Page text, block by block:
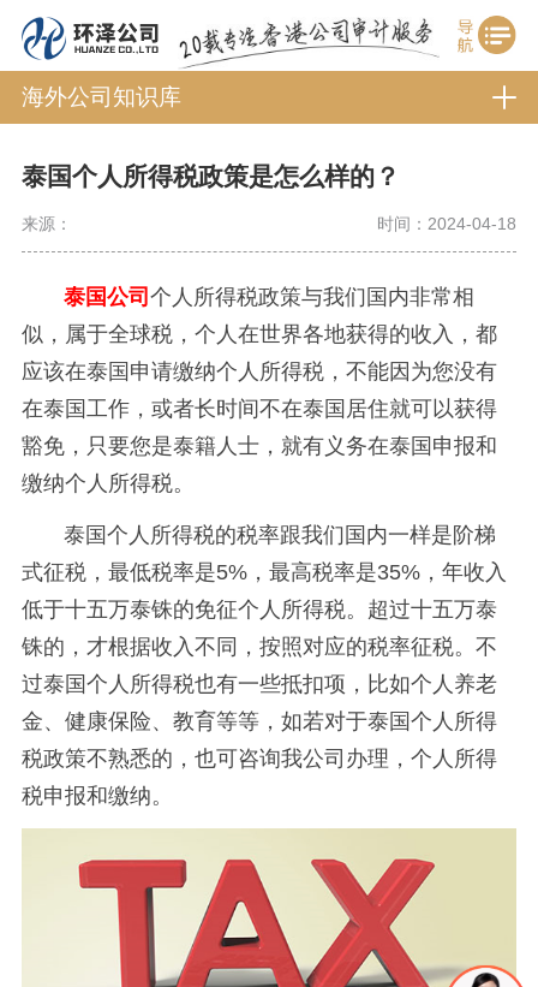
海外公司知识库
泰国个人所得税政策是怎么样的？
来源： 时间：2024-04-18
泰国公司个人所得税政策与我们国内非常相
似，属于全球税，个人在世界各地获得的收入，都
应该在泰国申请缴纳个人所得税，不能因为您没有
在泰国工作，或者长时间不在泰国居住就可以获得
豁免，只要您是泰籍人士，就有义务在泰国申报和
缴纳个人所得税。
泰国个人所得税的税率跟我们国内一样是阶梯
式征税，最低税率是5%，最高税率是35%，年收入
低于十五万泰铢的免征个人所得税。超过十五万泰
铢的，才根据收入不同，按照对应的税率征税。不
过泰国个人所得税也有一些抵扣项，比如个人养老
金、健康保险、教育等等，如若对于泰国个人所得
税政策不熟悉的，也可咨询我公司办理，个人所得
税申报和缴纳。